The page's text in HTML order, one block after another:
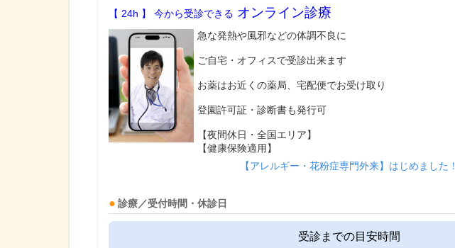
【 24h 】 今から受診できる オンライン診療
急な発熱や風邪などの体調不良に
ご自宅・オフィスで受診出来ます
お薬はお近くの薬局、宅配便でお受け取り
登園許可証・診断書も発行可
【夜間休日・全国エリア】
【健康保険適用】
【アレルギー・花粉症専門外来】はじめました！
診療／受付時間・休診日
受診までの目安時間